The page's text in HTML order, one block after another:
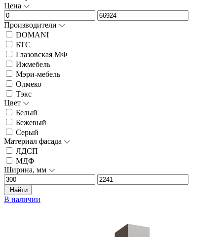
Цена
Производители
DOMANI
БТС
Глазовская МФ
Ижмебель
Мэри-мебель
Олмеко
Тэкс
Цвет
Белый
Бежевый
Серый
Материал фасада
ЛДСП
МДФ
Ширина, мм
Найти
В наличии